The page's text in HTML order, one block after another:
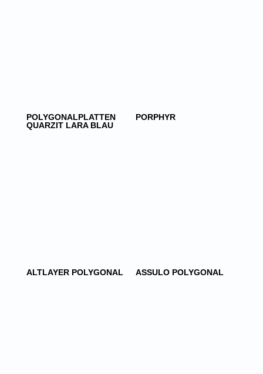
POLYGONALPLATTEN
QUARZIT LARA BLAU
PORPHYR
ALTLAYER POLYGONAL ASSULO POLYGONAL